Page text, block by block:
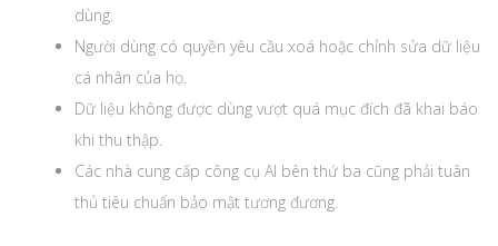
dùng.
Người dùng có quyền yêu cầu xoá hoặc chỉnh sửa dữ liệu
cá nhân của họ.
Dữ liệu không được dùng vượt quá mục đích đã khai báo
khi thu thập.
Các nhà cung cấp công cụ AI bên thứ ba cũng phải tuân
thủ tiêu chuẩn bảo mật tương đương.